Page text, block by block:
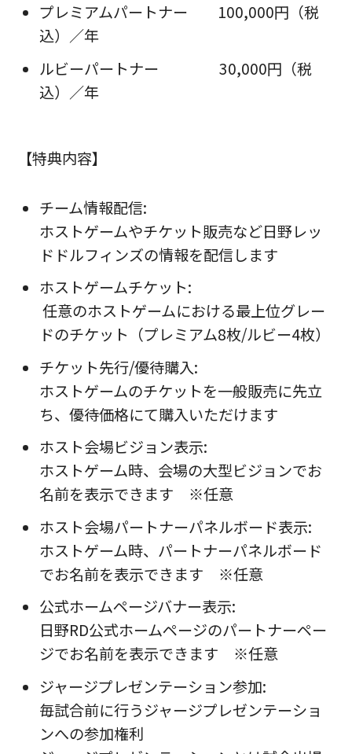
プレミアムパートナー
100,000円（税
込）／年
ルビーパートナー
30,000円（税
込）／年
【特典内容】
チーム情報配信:
ホストゲームやチケット販売など日野レッ
ドドルフィンズの情報を配信します
ホストゲームチケット:
任意のホストゲームにおける最上位グレー
ドのチケット（プレミアム8枚/ルビー4枚）
チケット先行/優待購入:
ホストゲームのチケットを一般販売に先立
ち、優待価格にて購入いただけます
ホスト会場ビジョン表示:
ホストゲーム時、会場の大型ビジョンでお
名前を表示できます ※任意
ホスト会場パートナーパネルボード表示:
ホストゲーム時、パートナーパネルボード
でお名前を表示できます ※任意
公式ホームページバナー表示:
日野RD公式ホームページのパートナーペー
ジでお名前を表示できます ※任意
ジャージプレゼンテーション参加:
毎試合前に行うジャージプレゼンテーショ
ンへの参加権利